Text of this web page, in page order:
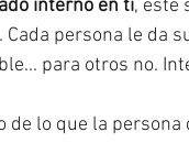
interno en ti, este
persona le da
para otros no.
lo que la persona